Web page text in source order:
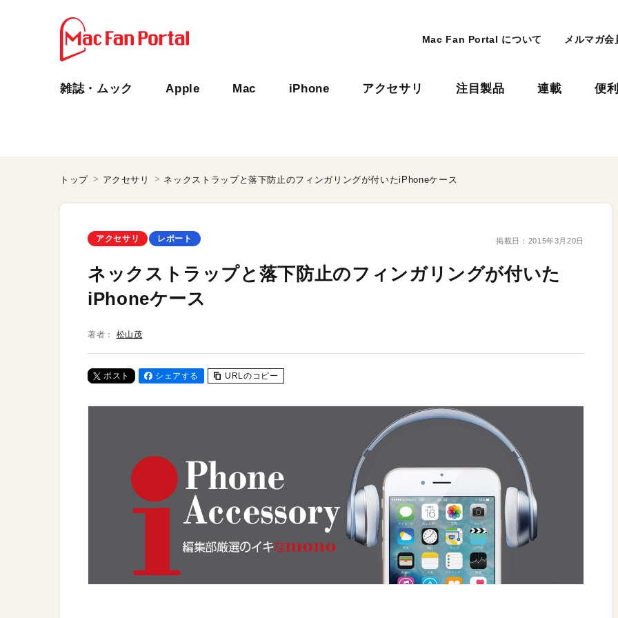
Mac Fan Portal について メルマガ会
雑誌・ムック Apple Mac iPhone アクセサリ 注目製品 連載 便
トップ アクセサリ ネックストラップと落下防止のフィンガリングが付いたiPhoneケース
アクセサリ レポート 掲載日： 2015年3月20日
ネックストラップと落下防止のフィンガリングが付いた
iPhoneケース
著者： 松山茂
ポスト シェアする URLのコピー